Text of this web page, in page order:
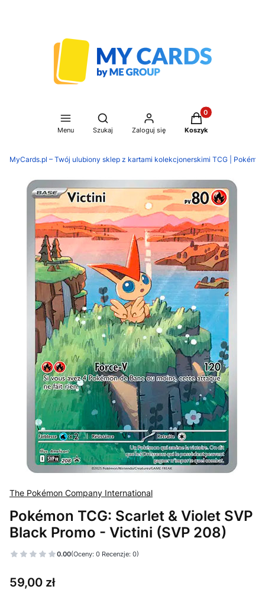
Menu
Otwórz wyszukiwarkę
Szukaj Zaloguj się
Produkty w
Koszyk
MyCards.pl – Twój ulubiony sklep z kartami kolekcjonerskimi TCG |
The Pokémon Company International
Pokémon TCG: Scarlet & Violet SVP
Black Promo - Victini (SVP 208)
0.00(Oceny: 0 Recenzje: 0)
Cena
59,00 zł